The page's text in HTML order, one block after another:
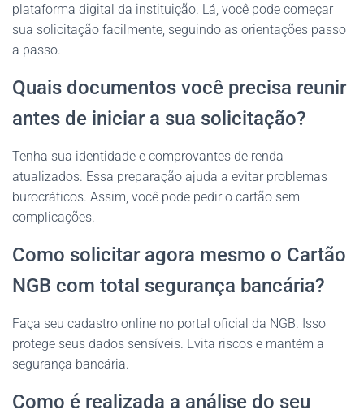
plataforma digital da instituição. Lá, você pode começar
sua solicitação facilmente, seguindo as orientações passo
a passo.
Quais documentos você precisa reunir
antes de iniciar a sua solicitação?
Tenha sua identidade e comprovantes de renda
atualizados. Essa preparação ajuda a evitar problemas
burocráticos. Assim, você pode pedir o cartão sem
complicações.
Como solicitar agora mesmo o Cartão
NGB com total segurança bancária?
Faça seu cadastro online no portal oficial da NGB. Isso
protege seus dados sensíveis. Evita riscos e mantém a
segurança bancária.
Como é realizada a análise do seu